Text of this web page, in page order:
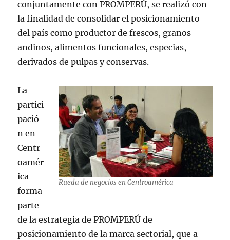
conjuntamente con PROMPERÚ, se realizó con
la finalidad de consolidar el posicionamiento
del país como productor de frescos, granos
andinos, alimentos funcionales, especias,
derivados de pulpas y conservas.
Rueda de negocios en Centroamérica
La
partici
pació
n en
Centr
oamér
ica
forma
parte
de la estrategia de PROMPERÚ de
posicionamiento de la marca sectorial, que a